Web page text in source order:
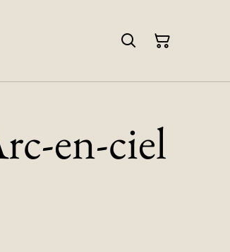
en-ciel